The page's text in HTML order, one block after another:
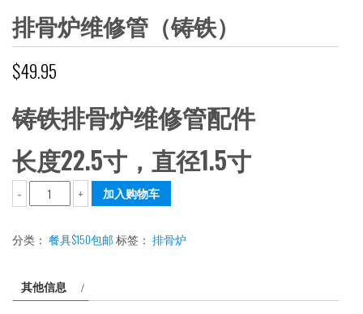
排骨炉维修管（铸铁）
$49.95
铸铁排骨炉维修管配件
长度22.5寸，直径1.5寸
-
骨
炉
维
管
+ 加入购物车
分类： 餐具$150包邮标签： 排骨炉
其他信息